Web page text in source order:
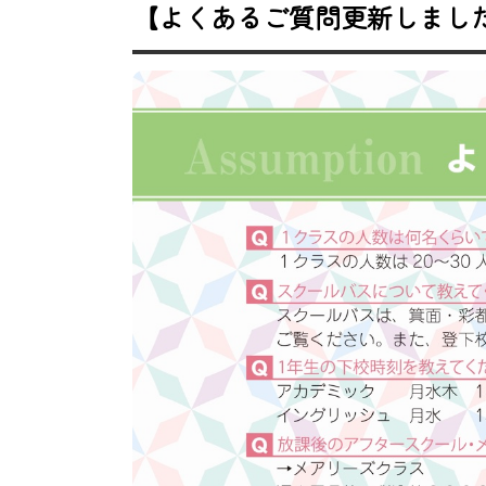
【よくあるご質問更新しまし